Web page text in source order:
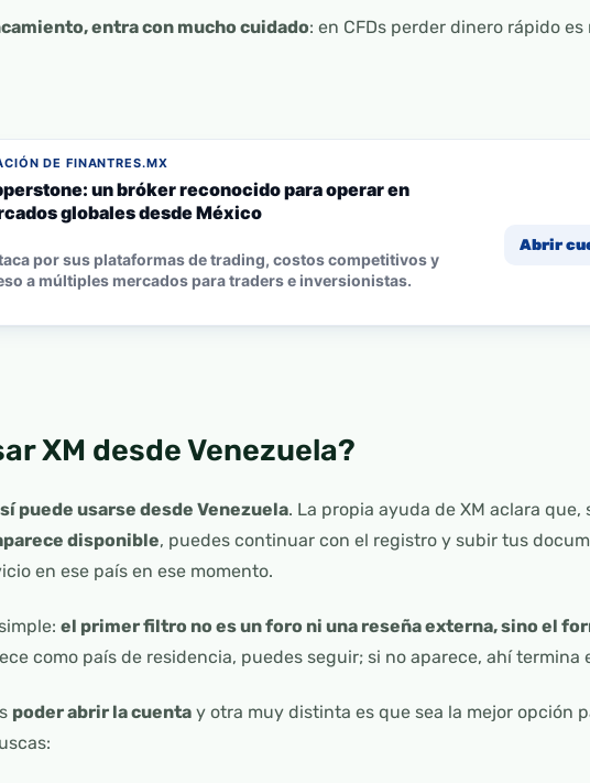
entra con mucho cuidado: en CFDs perder dinero rápido
DE FINANTRES.MX
un bróker reconocido para operar en
globales desde México
por sus plataformas de trading, costos competitivos y
a múltiples mercados para traders e inversionistas.
Abrir
XM desde Venezuela?
sí puede usarse desde Venezuela. La propia ayuda de XM aclara que,
disponible, puedes continuar con el registro y subir tus
en ese país en ese momento.
el primer filtro no es un foro ni una reseña externa, sino el
como país de residencia, puedes seguir; si no aparece, ahí termina
poder abrir la cuenta y otra muy distinta es que sea la mejor opción